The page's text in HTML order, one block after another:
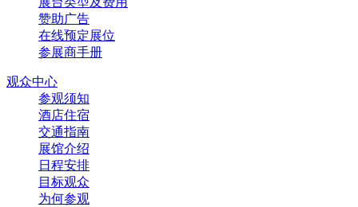
赞助广告
在线预定展位
参展商手册
观众中心
参观须知
酒店住宿
交通指南
展馆介绍
日程安排
目标观众
为何参观